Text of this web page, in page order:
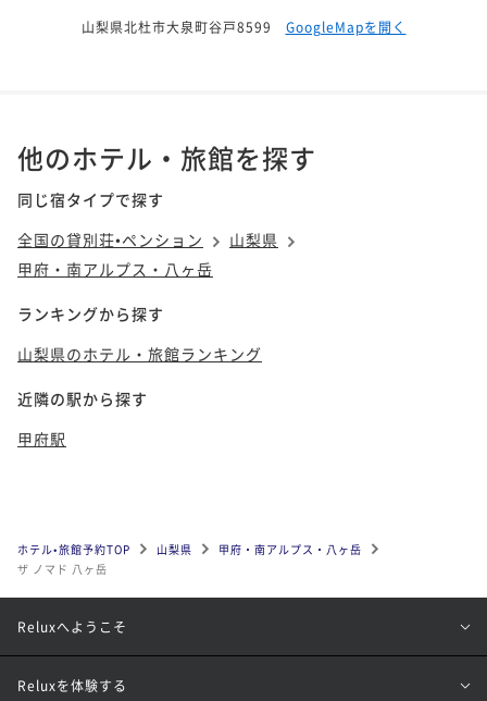
山梨県北杜市大泉町谷戸8599 GoogleMapを開く
他のホテル・旅館を探す
同じ宿タイプで探す
全国の貸別荘•ペンション
山梨県
甲府・南アルプス・八ヶ岳
ランキングから探す
山梨県のホテル・旅館ランキング
近隣の駅から探す
甲府駅
ホテル•旅館予約TOP 山梨県
甲府・南アルプス・八ヶ岳
ザ ノマド 八ヶ岳
Reluxへようこそ
Reluxを体験する